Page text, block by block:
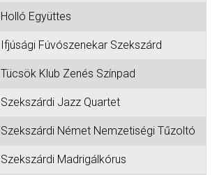
Holló Együttes
Ifjúsági Fúvószenekar Szekszárd
Tücsök Klub Zenés Színpad
Szekszárdi Jazz Quartet
Szekszárdi Német Nemzetiségi Tűzoltó
Szekszárdi Madrigálkórus